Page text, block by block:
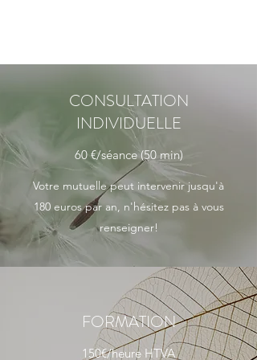
CONSULTATION
INDIVIDUELLE
60 €/séance (50 min)
Votre mutuelle peut intervenir jusqu'à
180 euros par an, n'hésitez pas à vous
renseigner!
FORMATION
150€/heure HTVA